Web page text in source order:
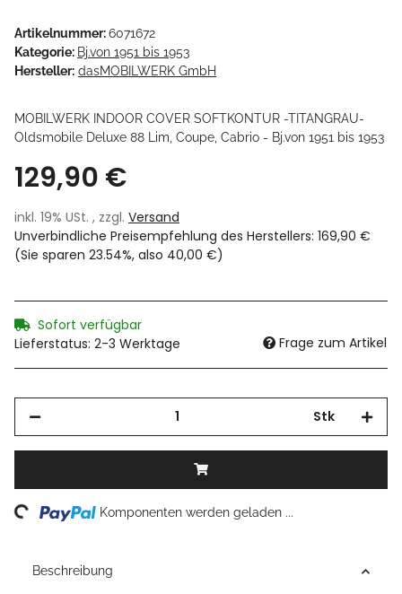
Artikelnummer:6071672
Kategorie: Bj.von 1951 bis 1953
Hersteller: dasMOBILWERK GmbH
MOBILWERK INDOOR COVER SOFTKONTUR -TITANGRAU-
Oldsmobile Deluxe 88 Lim, Coupe, Cabrio - Bj.von 1951 bis 1953
129,90 €
inkl. 19% USt. , zzgl. Versand
Unverbindliche Preisempfehlung des Herstellers: 169,90 €
(Sie sparen 23.54%, also 40,00 €)
Sofort verfügbar
Lieferstatus: 2-3 Werktage
Frage zum Artikel
Stk
Komponenten werden geladen ...
Beschreibung